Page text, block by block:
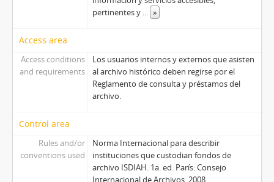
pertinentes y
»
Access area
Access conditions
and requirements
Los usuarios internos y externos que asisten
al archivo histórico deben regirse por el
Reglamento de consulta y préstamos del
archivo.
Control area
Rules and/or
conventions used
Norma Internacional para describir
instituciones que custodian fondos de
archivo ISDIAH. 1a. ed. París: Consejo
Internacional de Archivos, 2008